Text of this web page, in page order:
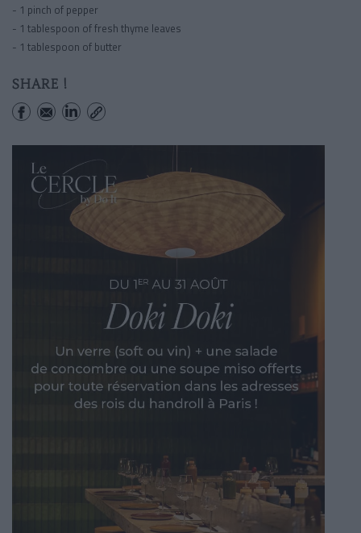
- 1 pinch of pepper
- 1 tablespoon of fresh thyme leaves
- 1 tablespoon of butter
SHARE !